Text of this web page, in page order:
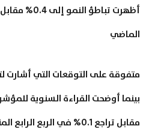
الماضي
مقابل تراجع 0.1% في الربع الرابع المنصرم